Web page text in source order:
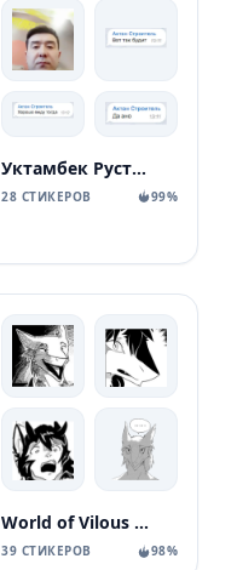
Уктамбек Рустамбекович
28 СТИКЕРОВ 99%
World of Vilous [Manga
39 СТИКЕРОВ 98%